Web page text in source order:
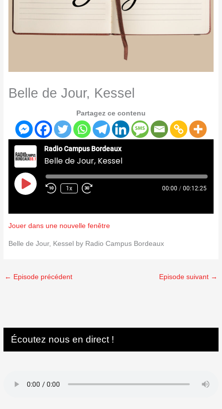
Belle de Jour, Kessel
Partagez ce contenu
Radio Campus Bordeaux
Belle de Jour, Kessel
Play
Episode
1x 00:00 / 00:12:25
Jouer dans une nouvelle fenêtre
Belle de Jour, Kessel by Radio Campus Bordeaux
← Episode précédent Episode suivant →
Écoutez nous en direct !